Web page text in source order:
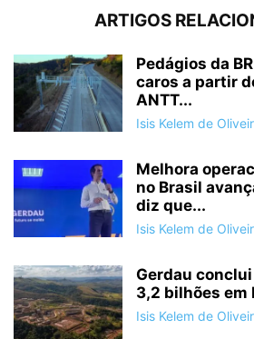
ARTIGOS
Pedágios da
caros a partir
ANTT...
Isis Kelem de
Melhora
no Brasil
diz que...
Isis Kelem de
Gerdau
3,2 bilhões em
Isis Kelem de